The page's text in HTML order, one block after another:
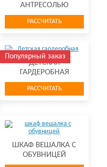
АНТРЕСОЛЬЮ
РАССЧИТАТЬ
Популярный заказ
ДЕТСКАЯ
ГАРДЕРОБНАЯ
РАССЧИТАТЬ
ШКАФ ВЕШАЛКА С
ОБУВНИЦЕЙ